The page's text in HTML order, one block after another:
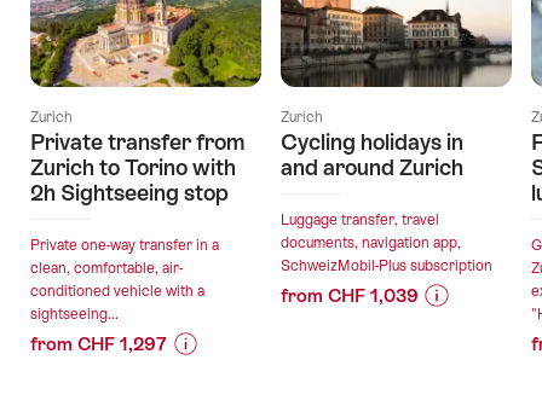
Zurich
Private transfer from
Zurich to Torino with
2h Sightseeing stop
Private one-way transfer in a
clean, comfortable, air-
conditioned vehicle with a
sightseeing...
from CHF 1,297
Zurich
Cycling holidays in
and around Zurich
Luggage transfer, travel
documents, navigation app,
SchweizMobil-Plus subscription
from CHF 1,039